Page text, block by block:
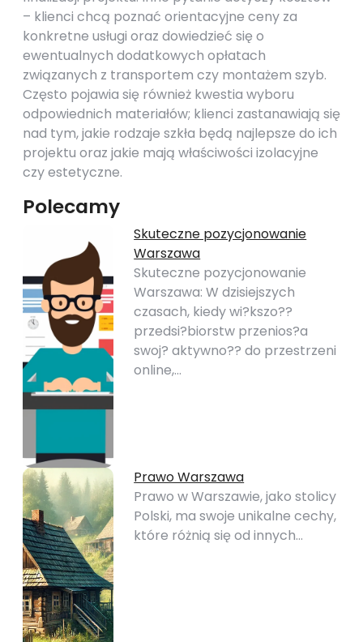
– klienci chcą poznać orientacyjne ceny za
konkretne usługi oraz dowiedzieć się o
ewentualnych dodatkowych opłatach
związanych z transportem czy montażem szyb.
Często pojawia się również kwestia wyboru
odpowiednich materiałów; klienci zastanawiają się
nad tym, jakie rodzaje szkła będą najlepsze do ich
projektu oraz jakie mają właściwości izolacyjne
czy estetyczne.
Polecamy
Skuteczne pozycjonowanie
Warszawa
Skuteczne pozycjonowanie
Warszawa: W dzisiejszych
czasach, kiedy wi?kszo??
przedsi?biorstw przenios?a
swoj? aktywno?? do przestrzeni
online,…
Prawo Warszawa
Prawo w Warszawie, jako stolicy
Polski, ma swoje unikalne cechy,
które różnią się od innych…